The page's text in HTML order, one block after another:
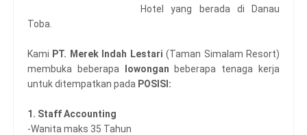
Hotel yang berada di Danau
Toba.
Kami PT. Merek Indah Lestari (Taman Simalam Resort)
membuka beberapa
lowongan beberapa tenaga kerja
untuk ditempatkan pada POSISI:
1. Staff Accounting
-Wanita maks 35 Tahun